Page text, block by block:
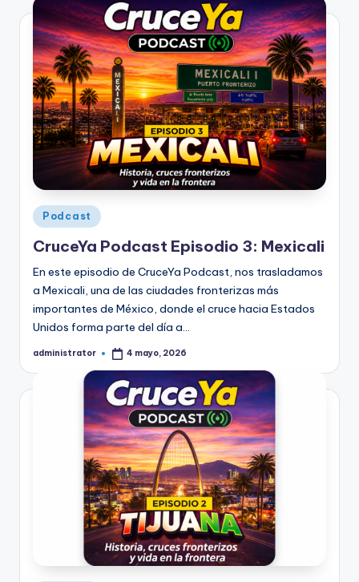
Publicado
en
Podcast
CruceYa Podcast Episodio 3: Mexicali
En este episodio de CruceYa Podcast, nos trasladamos
a Mexicali, una de las ciudades fronterizas más
importantes de México, donde el cruce hacia Estados
Unidos forma parte del día a…
Publicado
administrator 4 mayo, 2026